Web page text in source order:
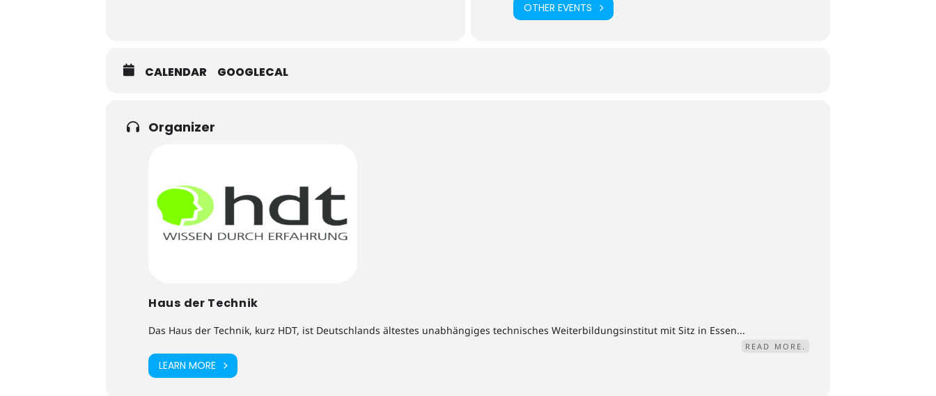
OTHER EVENTS
CALENDAR GOOGLECAL
Organizer
Haus der Technik
Das Haus der Technik, kurz HDT, ist Deutschlands ältestes unabhängiges technisches Weiterbildungsinstitut mit Sitz in Essen...
READ MORE.
LEARN MORE